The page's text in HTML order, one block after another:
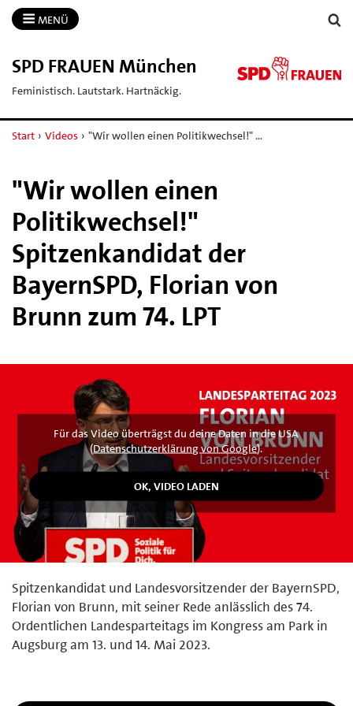
MENÜ
SPD FRAUEN München
Feministisch. Lautstark. Hartnäckig.
Start › Videos › "Wir wollen einen Politikwechsel!" …
"Wir wollen einen
Politikwechsel!"
Spitzenkandidat der
BayernSPD, Florian von
Brunn zum 74. LPT
Für das Video überträgst du deine Daten in die USA
(Datenschutzerklärung von Google).
Spitzenkandidat und Landesvorsitzender der BayernSPD,
Florian von Brunn, mit seiner Rede anlässlich des 74.
Ordentlichen Landesparteitags im Kongress am Park in
Augsburg am 13. und 14. Mai 2023.